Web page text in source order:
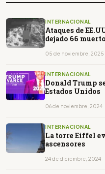
INTERNACIONAL
Ataques de
dejado 66
05 de noviembre, 2025
INTERNACIONAL
Donald Trump
Estados Unidos
06 de noviembre, 2024
INTERNACIONAL
La torre Eiffel
ascensores
24 de diciembre, 2024